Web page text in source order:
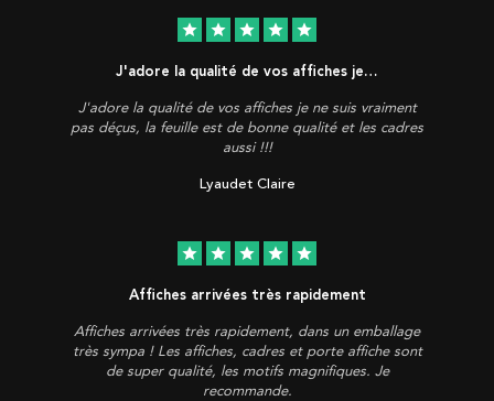
star star star star star
J'adore la qualité de vos affiches je…
J'adore la qualité de vos affiches je ne suis vraiment
pas déçus, la feuille est de bonne qualité et les cadres
aussi !!!
Lyaudet Claire
star star star star star
Affiches arrivées très rapidement
Affiches arrivées très rapidement, dans un emballage
très sympa ! Les affiches, cadres et porte affiche sont
de super qualité, les motifs magnifiques. Je
recommande.